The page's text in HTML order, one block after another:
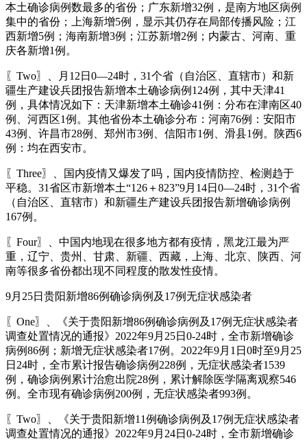
本土确诊病例数最多的省份；广东新增32例，是南方地区病例
集中的省份；上海新增5例，显示其仍存在局部传播风险；江
西新增5例；海南新增3例；江苏新增2例；内蒙古、河南、重
庆各新增1例。
〖Two〗、月12日0—24时，31个省（自治区、直辖市）和新
疆生产建设兵团报告新增本土确诊病例124例，其中天津41
例，具体情况如下：天津新增本土确诊41例：分布在津南区40
例、河西区1例。其他省份本土确诊分布：河南76例：安阳市
43例、许昌市28例、郑州市3例、信阳市1例、滑县1例。陕西6
例：均在西安市。
〖Three〗、国内疫情又爆发了吗，国内疫情防控、检测趋于
平稳。31省区市新增本土“126＋823”9月14日0—24时，31个省
（自治区、直辖市）和新疆生产建设兵团报告新增确诊病例
167例。
〖Four〗、中国内地现在很多地方都有疫情，黑龙江最为严
重，辽宁、贵州、甘肃、新疆、西藏，上海、北京、陕西、河
南等很多省份都出现不同程度的散发性疫情。
9月25日贵阳新增86例确诊病例及17例无症状感染者
〖One〗、《关于贵阳新增86例确诊病例及17例无症状感染者
调查处置情况的通报》2022年9月25日0-24时，全市新增确诊
病例86例；新增无症状感染者17例。2022年9月1日0时至9月25
日24时，全市累计报告确诊病例228例，无症状感染者1539
例，确诊病例累计治愈出院28例，累计解除医学隔离观察546
例。全市现有确诊病例200例，无症状感染者993例。
〖Two〗、《关于贵阳新增11例确诊病例及17例无症状感染者
调查处置情况的通报》2022年9月24日0-24时，全市新增确诊